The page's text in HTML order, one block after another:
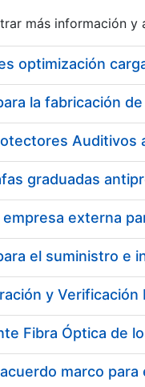
más información
optimización
la fabricación
el suministro e